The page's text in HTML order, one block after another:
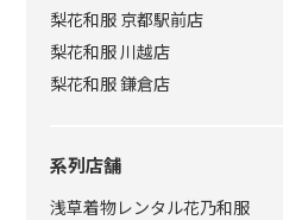
梨花和服 京都駅前店
梨花和服 川越店
梨花和服 鎌倉店
系列店舗
浅草着物レンタル花乃和服